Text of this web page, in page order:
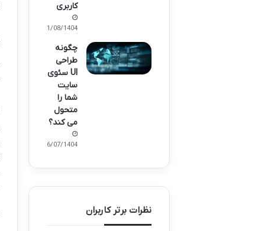
کاربری
01/08/1404
چگونه
طراحی
UI سئوی
سایت
شما را
متحول
می کند؟
26/07/1404
نظرات برتر کاربران